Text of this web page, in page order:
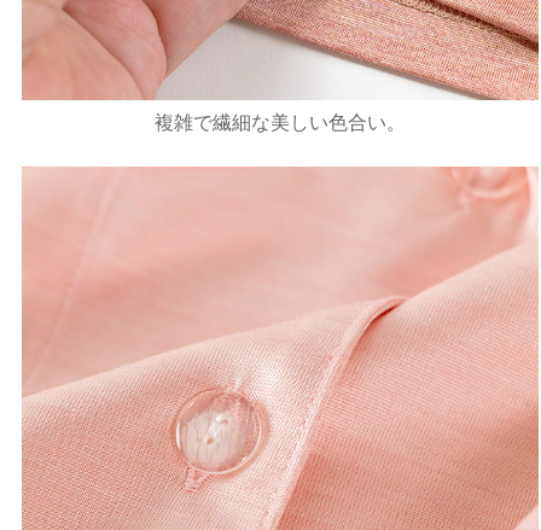
複雑で繊細な美しい色合い。